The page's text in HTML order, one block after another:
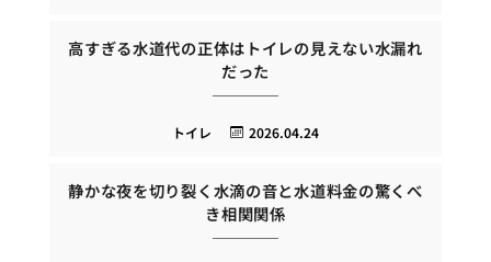
高すぎる水道代の正体はトイレの見えない水漏れ
だった
2026.04.24
トイレ
静かな夜を切り裂く水滴の音と水道料金の驚くべ
き相関関係